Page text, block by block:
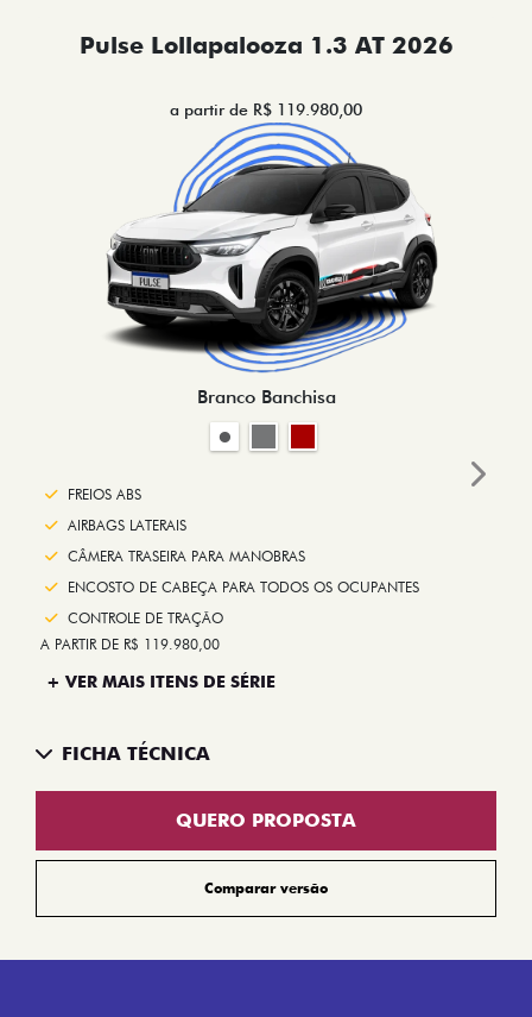
Pulse Lollapalooza 1.3 AT 2026
a partir de R$ 119.980,00
Branco Banchisa
FREIOS ABS
AIRBAGS LATERAIS
CÂMERA TRASEIRA PARA MANOBRAS
ENCOSTO DE CABEÇA PARA TODOS OS OCUPANTES
CONTROLE DE TRAÇÃO
A PARTIR DE R$ 119.980,00
+ VER MAIS ITENS DE SÉRIE
FICHA TÉCNICA
QUERO PROPOSTA
Comparar versão
Next